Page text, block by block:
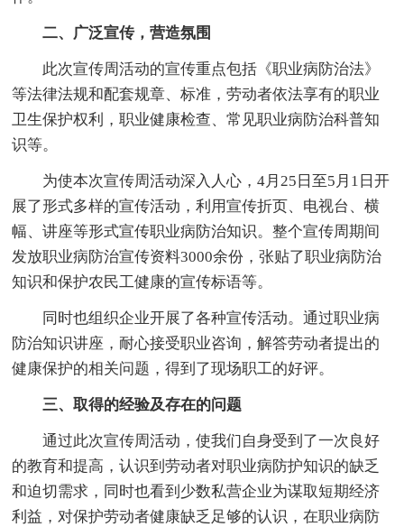
二、广泛宣传，营造氛围
此次宣传周活动的宣传重点包括《职业病防治法》
等法律法规和配套规章、标准，劳动者依法享有的职业
卫生保护权利，职业健康检查、常见职业病防治科普知
识等。
为使本次宣传周活动深入人心，4月25日至5月1日开
展了形式多样的宣传活动，利用宣传折页、电视台、横
幅、讲座等形式宣传职业病防治知识。整个宣传周期间
发放职业病防治宣传资料3000余份，张贴了职业病防治
知识和保护农民工健康的宣传标语等。
同时也组织企业开展了各种宣传活动。通过职业病
防治知识讲座，耐心接受职业咨询，解答劳动者提出的
健康保护的相关问题，得到了现场职工的好评。
三、取得的经验及存在的问题
通过此次宣传周活动，使我们自身受到了一次良好
的教育和提高，认识到劳动者对职业病防护知识的缺乏
和迫切需求，同时也看到少数私营企业为谋取短期经济
利益，对保护劳动者健康缺乏足够的认识，在职业病防